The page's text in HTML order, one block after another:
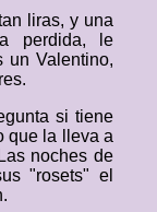
liras, y una
perdida, le
un Valentino,
si tiene
que la lleva a
noches de
"rosets" el